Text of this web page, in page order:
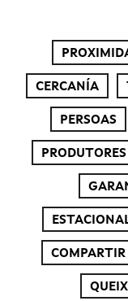
CERCANÍA
PERSOAS
PRODUTORES
COMPARTIR